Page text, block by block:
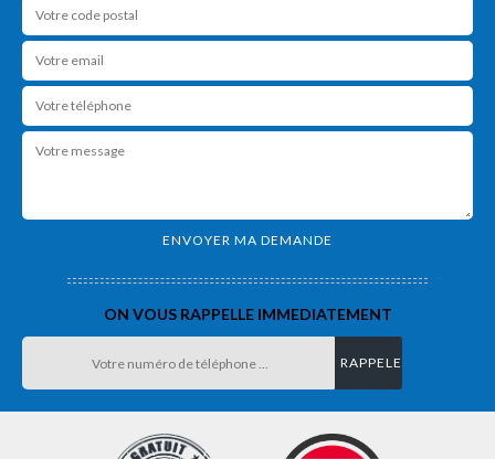
ON VOUS RAPPELLE IMMEDIATEMENT